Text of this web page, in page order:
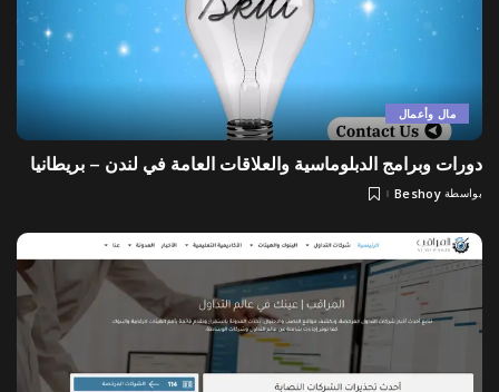
مال وأعمال
دورات وبرامج الدبلوماسية والعلاقات العامة في لندن – بريطانيا
Posted
بواسطة Beshoy